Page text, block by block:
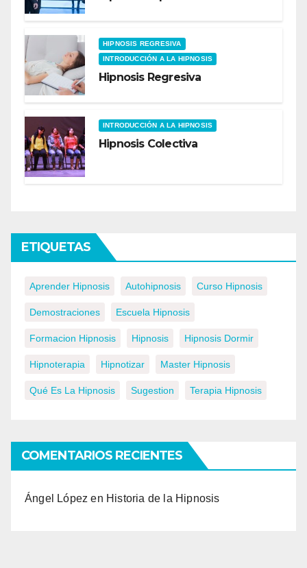
HIPNOSIS REGRESIVA
INTRODUCCIÓN A LA HIPNOSIS
Hipnosis Regresiva
INTRODUCCIÓN A LA HIPNOSIS
Hipnosis Colectiva
ETIQUETAS
Aprender Hipnosis Autohipnosis Curso Hipnosis
Demostraciones Escuela Hipnosis
Formacion Hipnosis Hipnosis Hipnosis Dormir
Hipnoterapia Hipnotizar Master Hipnosis
Qué Es La Hipnosis Sugestion Terapia Hipnosis
COMENTARIOS RECIENTES
Ángel López en Historia de la Hipnosis